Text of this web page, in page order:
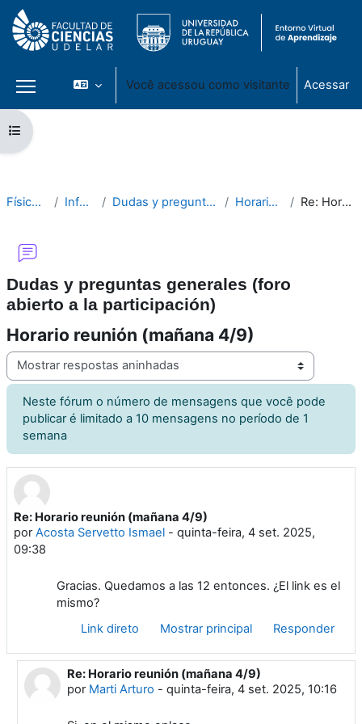
Ir para o conteúdo principal
Painel lateral
Você acessou como visitante Acessar
Abrir índice do curso
Física no lineal - 2025 Información general Dudas y preguntas generales (foro abierto a la participación) Horario reunión (mañana 4/9) Re: Horario reunión (mañana 4/9)
Dudas y preguntas generales (foro
abierto a la participación)
Horario reunión (mañana 4/9)
Modo de visualização
Neste fórum o número de mensagens que você pode
publicar é limitado a 10 mensagens no período de 1
semana
Re: Horario reunión (mañana 4/9)
porAcosta Servetto Ismael - quinta-feira, 4 set. 2025,
09:38
Número de respostas: 1
Gracias. Quedamos a las 12 entonces. ¿El link es el
mismo?
Link direto
Mostrar principal Responder
Em resposta à Acosta Servetto Ismael
Re: Horario reunión (mañana 4/9)
por Marti Arturo - quinta-feira, 4 set. 2025, 10:16